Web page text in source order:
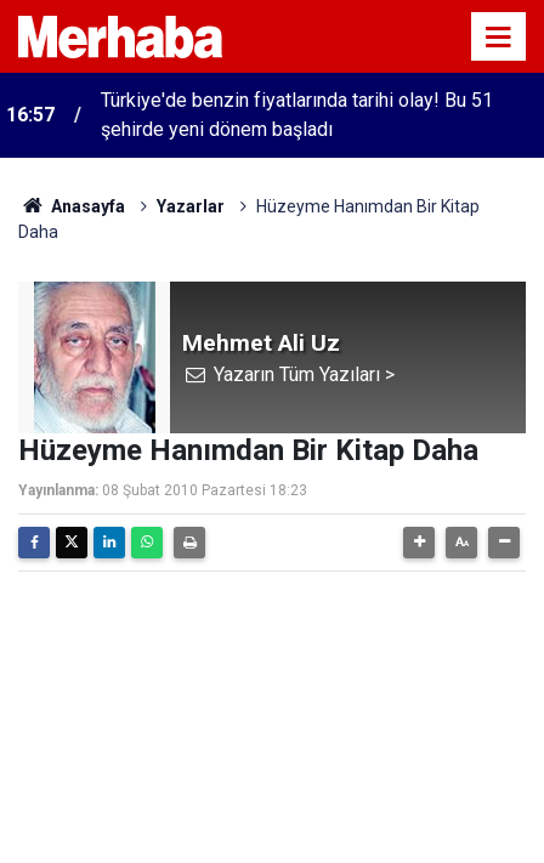
16:57
Türkiye'de benzin fiyatlarında tarihi olay! Bu 51
şehirde yeni dönem başladı
Anasayfa Yazarlar
Hüzeyme Hanımdan Bir Kitap
Daha
Mehmet Ali Uz
Yazarın Tüm Yazıları >
Hüzeyme Hanımdan Bir Kitap Daha
Yayınlanma: 08 Şubat 2010 Pazartesi 18:23